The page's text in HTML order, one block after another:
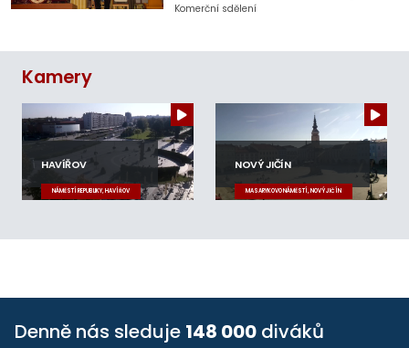
Komerční sdělení
Kamery
HAVÍŘOV
NÁMĚSTÍ REPUBLIKY, HAVÍŘOV
NOVÝ JIČÍN
MASARYKOVO NÁMĚSTÍ, NOVÝ JIČÍN
Denně nás sleduje 148 000 diváků